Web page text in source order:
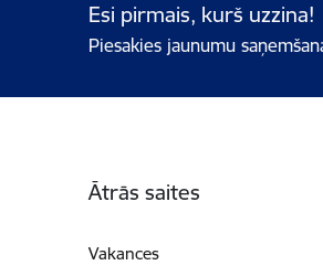
Esi pirmais, kurš uzzina!
Piesakies jaunumu
Ātrās saites
Vakances